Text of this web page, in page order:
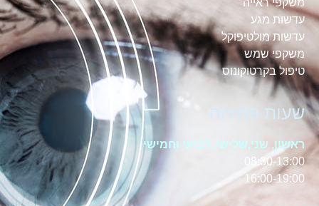
משקפי ראייה
עדשות מגע
עדשות מולטיפוקל
משקפי שמש
טיפול בקרטוקונוס
שעות פתיחה
ראשון, שני,שלישי, רביעי וחמישי
08:30-13:00
16:00-19:00